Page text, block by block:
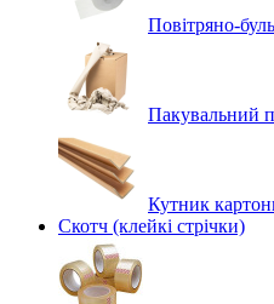
Повітряно-
Пакувальний
Кутник
Скотч (клейкі стрічки)